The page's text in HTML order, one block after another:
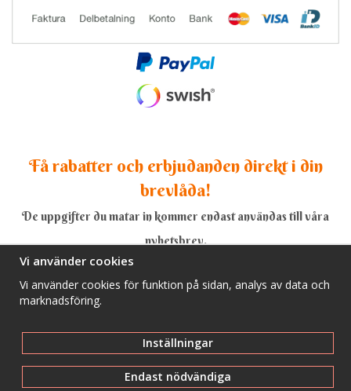
Få rabatter och erbjudanden direkt i din
brevlåda!
De uppgifter du matar in kommer endast användas till våra
nyhetsbrev.
Vi använder cookies
Vi använder cookies för funktion på sidan, analys av data och
marknadsföring.
Inställningar
Endast nödvändiga